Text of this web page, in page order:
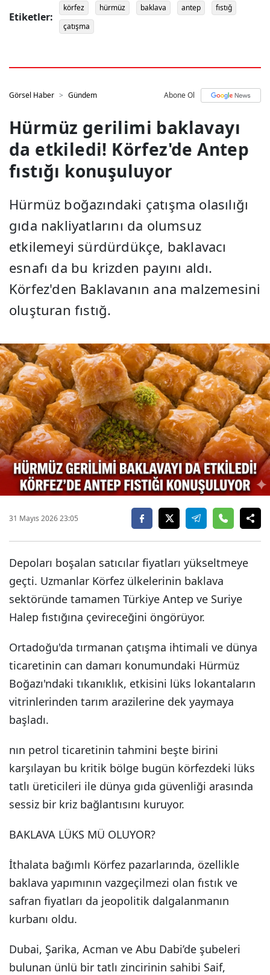
Etiketler:
körfez hürmüz baklava antep
fıstığ
çatışma
Görsel Haber Gündem Abone Ol
Hürmüz gerilimi baklavayı
da etkiledi! Körfez'de Antep
fıstığı konuşuluyor
Hürmüz boğazındaki çatışma olasılığı
gıda nakliyatlarını da olumsuz
etkilemeyi sürdürdükçe, baklavacı
esnafı da bu krizden payını aldı.
Körfez'den Baklavanın ana malzemesini
oluşturan fıstığ.
31 Mayıs 2026 23:05
Depoları boşalan satıcılar fiyatları yükseltmeye
geçti. Uzmanlar Körfez ülkelerinin baklava
sektöründe tamamen Türkiye Antep ve Suriye
Halep fıstığına çevireceğini öngörüyor.
Ortadoğu'da tırmanan çatışma ihtimali ve dünya
ticaretinin can damarı konumundaki Hürmüz
Boğazı'ndaki tıkanıklık, etkisini lüks lokantaların
vitrinlerinden tarım arazilerine dek yaymaya
başladı.
nın petrol ticaretinin tahmini beşte birini
karşılayan bu kritik bölge bugün körfezdeki lüks
tatlı üreticileri ile dünya gıda güvenliği arasında
sessiz bir kriz bağlantısını kuruyor.
BAKLAVA LÜKS MÜ OLUYOR?
İthalata bağımlı Körfez pazarlarında, özellikle
baklava yapımının vazgeçilmezi olan fıstık ve
safran fiyatları da jeopolitik dalgalanmanın
kurbanı oldu.
Dubai, Şarika, Acman ve Abu Dabi’de şubeleri
bulunan ünlü bir tatlı zincirinin sahibi Saif,